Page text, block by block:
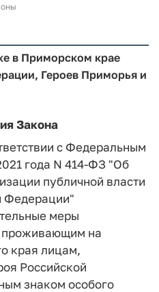
в Приморском крае
Героев Приморья и
Закона
с Федеральным
года N 414-ФЗ "Об
публичной власти
Федерации"
меры
проживающим на
края лицам,
Российской
знаком особого